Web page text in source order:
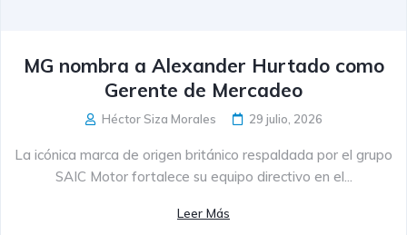
MG nombra a Alexander Hurtado como
Gerente de Mercadeo
Héctor Siza Morales 29 julio, 2026
La icónica marca de origen británico respaldada por el grupo
SAIC Motor fortalece su equipo directivo en el...
Leer Más